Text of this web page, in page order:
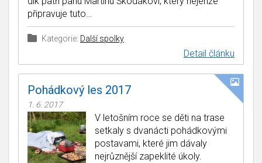
připravuje tuto…
Kategorie: Další spolky
Detail článku
Pohádkový les 2017
1. 6. 2017
V letošním roce se děti na trase
setkaly s dvanácti pohádkovými
postavami, které jim dávaly
nejrůznější zapeklité úkoly.